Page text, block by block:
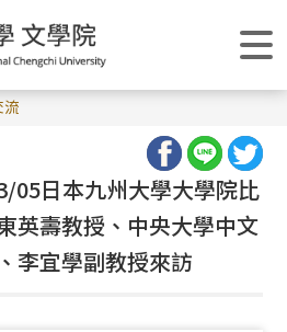
流
05日本九州大學大學院比
英壽教授、中央大學中文
李宜學副教授來訪